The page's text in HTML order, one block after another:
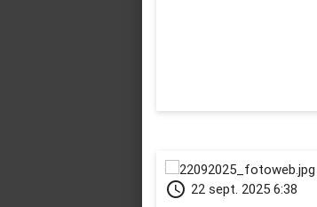
schedule 22 sept. 2025 6:38